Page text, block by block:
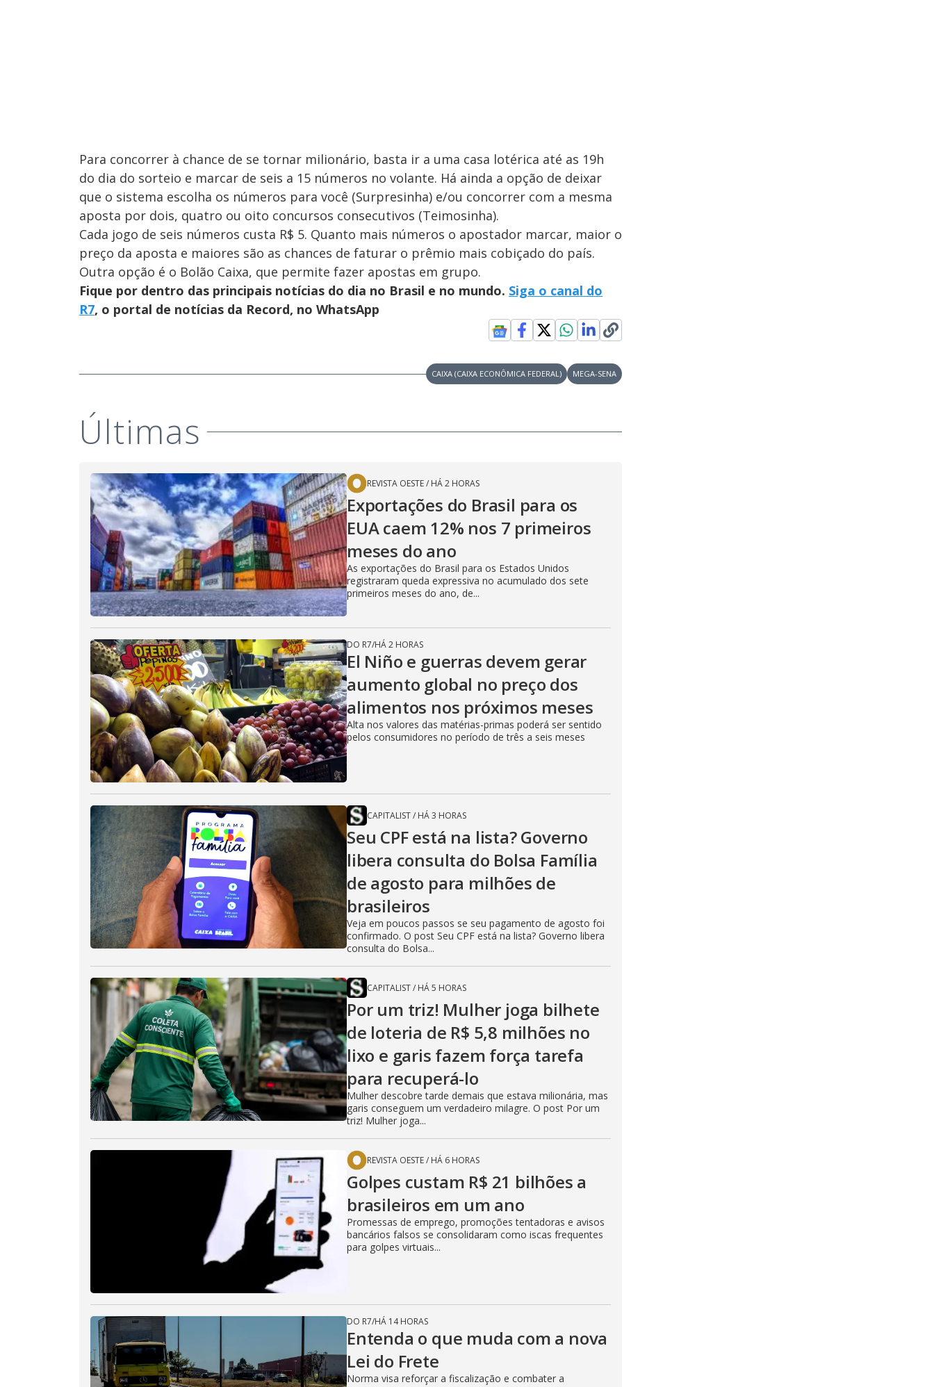
Para concorrer à chance de se tornar milionário, basta ir a uma casa lotérica até as 19h
do dia do sorteio e marcar de seis a 15 números no volante. Há ainda a opção de deixar
que o sistema escolha os números para você (Surpresinha) e/ou concorrer com a mesma
aposta por dois, quatro ou oito concursos consecutivos (Teimosinha).
Cada jogo de seis números custa R$ 5. Quanto mais números o apostador marcar, maior o
preço da aposta e maiores são as chances de faturar o prêmio mais cobiçado do país.
Outra opção é o Bolão Caixa, que permite fazer apostas em grupo.
Fique por dentro das principais notícias do dia no Brasil e no mundo. Siga o canal do
R7, o portal de notícias da Record, no WhatsApp
CAIXA (CAIXA ECONÔMICA FEDERAL) MEGA-SENA
Últimas
REVISTA OESTE/ HÁ 2 HORAS
Exportações do Brasil para os
EUA caem 12% nos 7 primeiros
meses do ano
As exportações do Brasil para os Estados Unidos
registraram queda expressiva no acumulado dos sete
primeiros meses do ano, de...
DO R7/HÁ 2 HORAS
El Niño e guerras devem gerar
aumento global no preço dos
alimentos nos próximos meses
Alta nos valores das matérias-primas poderá ser sentido
pelos consumidores no período de três a seis meses
CAPITALIST/ HÁ 3 HORAS
Seu CPF está na lista? Governo
libera consulta do Bolsa Família
de agosto para milhões de
brasileiros
Veja em poucos passos se seu pagamento de agosto foi
confirmado. O post Seu CPF está na lista? Governo libera
consulta do Bolsa...
CAPITALIST/ HÁ 5 HORAS
Por um triz! Mulher joga bilhete
de loteria de R$ 5,8 milhões no
lixo e garis fazem força tarefa
para recuperá-lo
Mulher descobre tarde demais que estava milionária, mas
garis conseguem um verdadeiro milagre. O post Por um
triz! Mulher joga...
REVISTA OESTE/ HÁ 6 HORAS
Golpes custam R$ 21 bilhões a
brasileiros em um ano
Promessas de emprego, promoções tentadoras e avisos
bancários falsos se consolidaram como iscas frequentes
para golpes virtuais...
DO R7/HÁ 14 HORAS
Entenda o que muda com a nova
Lei do Frete
Norma visa reforçar a fiscalização e combater a